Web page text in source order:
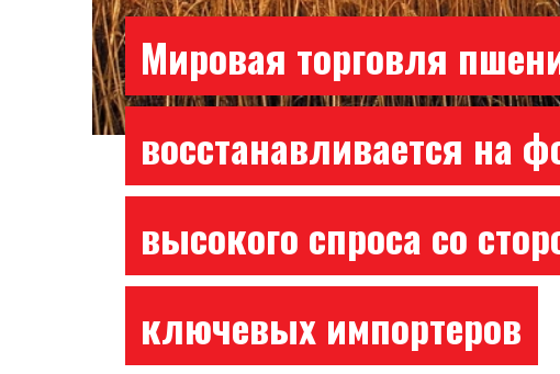
Мировая торговля
восстанавливается на
высокого спроса со
ключевых импортеров